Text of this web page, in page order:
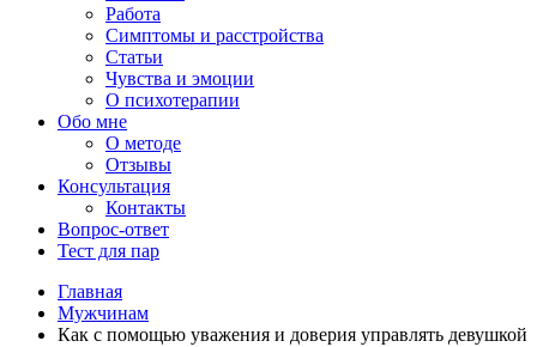
Работа
Симптомы и расстройства
Статьи
Чувства и эмоции
О психотерапии
Обо мне
О методе
Отзывы
Консультация
Контакты
Вопрос-ответ
Тест для пар
Главная
Мужчинам
Как с помощью уважения и доверия управлять девушкой